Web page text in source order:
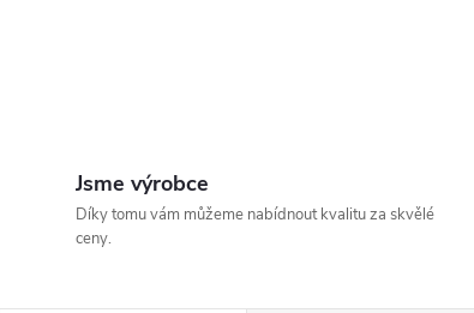
Jsme výrobce
Díky tomu vám můžeme nabídnout kvalitu za skvělé
ceny.